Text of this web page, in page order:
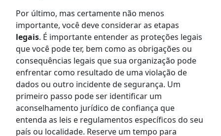
Por último, mas certamente não menos
importante, você deve considerar as etapas
legais. É importante entender as proteções legais
que você pode ter, bem como as obrigações ou
consequências legais que sua organização pode
enfrentar como resultado de uma violação de
dados ou outro incidente de segurança. Um
primeiro passo pode ser identificar um
aconselhamento jurídico de confiança que
entenda as leis e regulamentos específicos do seu
país ou localidade. Reserve um tempo para